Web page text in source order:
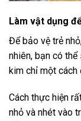
Làm vật dụng
Để bảo vệ trẻ
nhiên, bạn có
kim chỉ một cách
Cách thực hiện
nhỏ và nhét vào